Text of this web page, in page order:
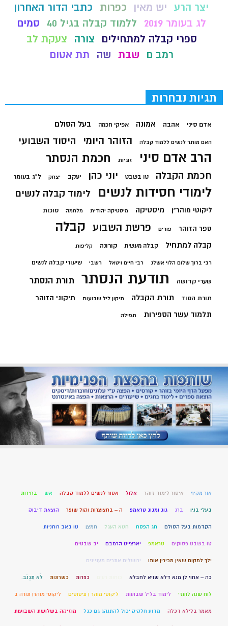
יצר הרע יש מאין כפרות כתבי הדור האחרון
לג בעומר 2019
ללמוד קבלה בגיל 40
סמים
ספרי קבלה למתחילים
צורה
צעקת לב
רמב ם
שבת שה תת אטום
תגיות נבחרות
אדם סיני אהבה אמונה אפיקי חכמה בעל הסולם
האם מותר לנשים ללמוד קבלה הזוהר היומי היסוד השבועי
הרב אדם סיני זוגיות חכמת הנסתר
חכמת הקבלה טו בשבט יוני כהן יעקב יצחק ל"ג בעומר
לימודי חסידות לנשים לימוד קבלה לנשים
ליקוטי מוהר"ן מיסטיקה מיסטיקה יהודית מלחמה סוכות
ספר הזוהר פורים פרשת השבוע קבלה
קבלה למתחיל קבלה מעשית קורונה קליפות
רבי ברוך שלום הלוי אשלג רבי חיים ויטאל רשבי שיעורי קבלה לנשים
שערי קדושה תודעת הנסתר תורת הנסתר
תורת הסוד תורת הקבלה תיקון ליל שבועות תיקוני הזוהר
תלמוד עשר הספירות תפילה
אור מקיף איסור לימוד זוהר אלול אסור לנשים ללמוד קבלה אש בחירות
בעלי בנין ברג גוג ומגוג טראמפ ה – בחצוצרות וקול שופר הוצאת דיבוק
הקדמות בעל הסולם חג הפסח חטא העגל חמצן טו באב רוחניות
טו בשבט פסוקים טראמפ יארצייט הרמבם יב שבטים
ילך למקום שאין מכירין אותו ירושלים אתרים מעניינים
כה – אחוי לן מנא דלא שויא לחבלא כפרות כשרונות לֹא תִגְנֹב.
לוח שנה לועזי לימוד בליל שבועות ליקוטי מוהר ן ציטוטים ליקוטי מוהרן תורה ב
מאמר בלילא דכלה מדוע חלקיק יכול להתנהג גם כגל מוזיקה בשלושת השבועות